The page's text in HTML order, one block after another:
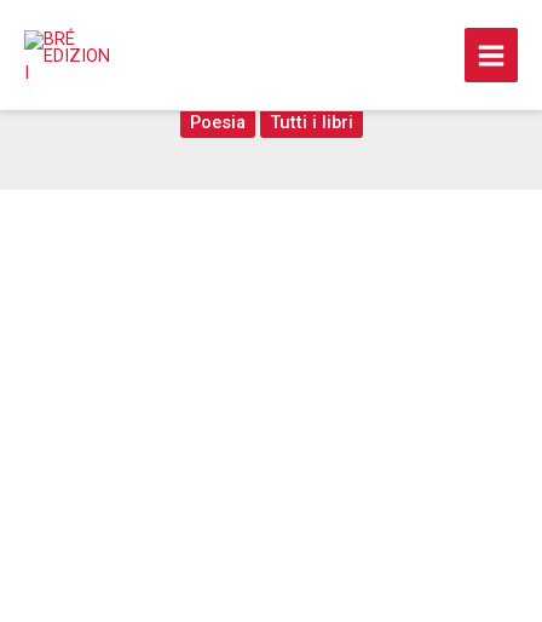
contenuto
Poesia Tutti i libri